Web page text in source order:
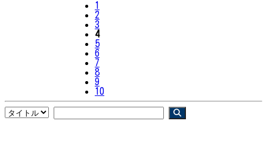
1
2
3
4
5
6
7
8
9
10